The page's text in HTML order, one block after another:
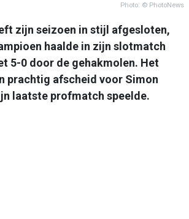
Photo: © PhotoNews
zijn seizoen in stijl afgesloten,
haalde in zijn slotmatch
5-0 door de gehakmolen. Het
prachtig afscheid voor Simon
laatste profmatch speelde.